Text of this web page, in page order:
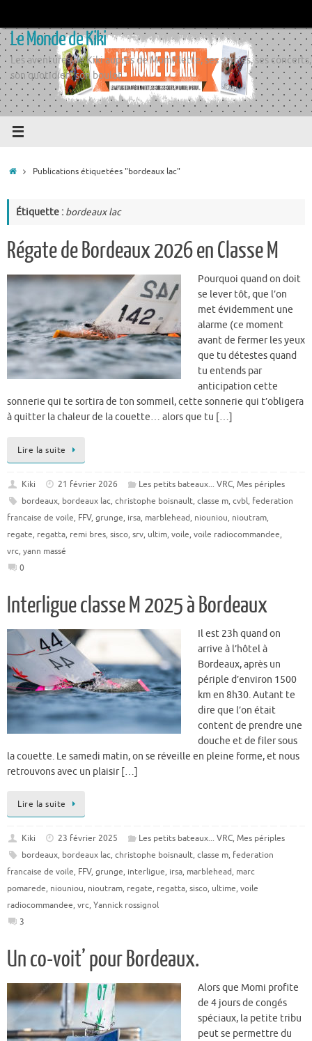
contenu
Le Monde de Kiki
Les aventures de Kiki auprès de Momiflette, ses sorties, ses concerts,
son quotidien, son boulot
AccueilPublications étiquetées "bordeaux lac"
Étiquette : bordeaux lac
Régate de Bordeaux 2026 en Classe M
Pourquoi quand on doit
se lever tôt, que l’on
met évidemment une
alarme (ce moment
avant de fermer les yeux
que tu détestes quand
tu entends par
anticipation cette
sonnerie qui te sortira de ton sommeil, cette sonnerie qui t’obligera
à quitter la chaleur de la couette… alors que tu […]
Lire la suite
Kiki 21 février 2026 Les petits bateaux... VRC, Mes périples
bordeaux, bordeaux lac, christophe boisnault, classe m, cvbl, federation
francaise de voile, FFV, grunge, irsa, marblehead, niouniou, nioutram,
regate, regatta, remi bres, sisco, srv, ultim, voile, voile radiocommandee,
vrc, yann massé
0
Interligue classe M 2025 à Bordeaux
Il est 23h quand on
arrive à l’hôtel à
Bordeaux, après un
périple d’environ 1500
km en 8h30. Autant te
dire que l’on était
content de prendre une
douche et de filer sous
la couette. Le samedi matin, on se réveille en pleine forme, et nous
retrouvons avec un plaisir […]
Lire la suite
Kiki 23 février 2025 Les petits bateaux... VRC, Mes périples
bordeaux, bordeaux lac, christophe boisnault, classe m, federation
francaise de voile, FFV, grunge, interligue, irsa, marblehead, marc
pomarede, niouniou, nioutram, regate, regatta, sisco, ultime, voile
radiocommandee, vrc, Yannick rossignol
3
Un co-voit’ pour Bordeaux.
Alors que Momi profite
de 4 jours de congés
spéciaux, la petite tribu
peut se permettre du